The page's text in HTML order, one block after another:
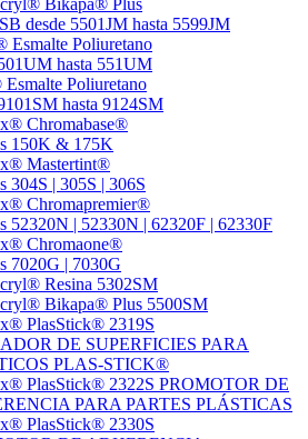
desde 5501JM hasta 5599JM
Esmalte Poliuretano
hasta 551UM
Poliuretano
hasta 9124SM
Chromabase®
150K & 175K
Mastertint®
304S | 305S | 306S
Chromapremier®
52320N | 52330N | 62320F | 62330F
Chromaone®
7020G | 7030G
Resina 5302SM
Bikapa® Plus 5500SM
PlasStick® 2319S
DE SUPERFICIES PARA
PLAS-STICK®
PlasStick® 2322S PROMOTOR DE
PARA PARTES PLÁSTICAS
PlasStick® 2330S